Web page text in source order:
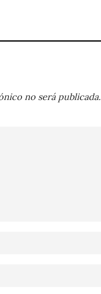
no será publicada.